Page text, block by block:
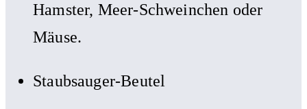
Hamster, Meer-Schweinchen oder
Mäuse.
Staubsauger-Beutel